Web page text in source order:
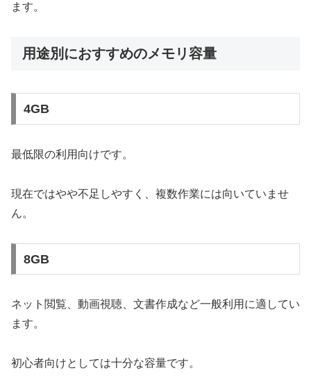
ます。
用途別におすすめのメモリ容量
4GB
最低限の利用向けです。
現在ではやや不足しやすく、複数作業には向いていませ
ん。
8GB
ネット閲覧、動画視聴、文書作成など一般利用に適してい
ます。
初心者向けとしては十分な容量です。